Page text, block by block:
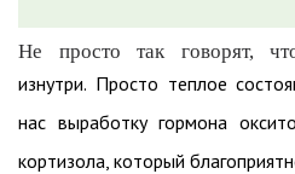
Не просто так говорят,
изнутри. Просто теплое
нас выработку гормона
кортизола, который